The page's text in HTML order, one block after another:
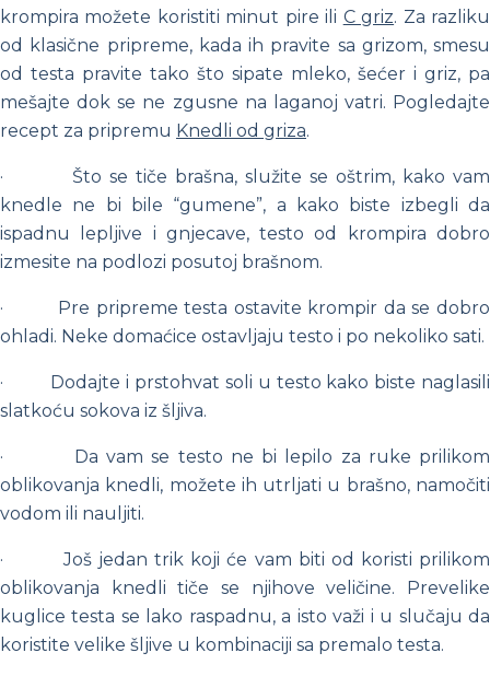
krompira možete koristiti minut pire ili C griz. Za razliku
od klasične pripreme, kada ih pravite sa grizom, smesu
od testa pravite tako što sipate mleko, šećer i griz, pa
mešajte dok se ne zgusne na laganoj vatri. Pogledajte
recept za pripremu Knedli od griza.
· Što se tiče brašna, služite se oštrim, kako vam
knedle ne bi bile “gumene”, a kako biste izbegli da
ispadnu lepljive i gnjecave, testo od krompira dobro
izmesite na podlozi posutoj brašnom.
· Pre pripreme testa ostavite krompir da se dobro
ohladi. Neke domaćice ostavljaju testo i po nekoliko sati.
· Dodajte i prstohvat soli u testo kako biste naglasili
slatkoću sokova iz šljiva.
· Da vam se testo ne bi lepilo za ruke prilikom
oblikovanja knedli, možete ih utrljati u brašno, namočiti
vodom ili nauljiti.
·Još jedan trik koji će vam biti od koristi prilikom
oblikovanja knedli tiče se njihove veličine. Prevelike
kuglice testa se lako raspadnu, a isto važi i u slučaju da
koristite velike šljive u kombinaciji sa premalo testa.